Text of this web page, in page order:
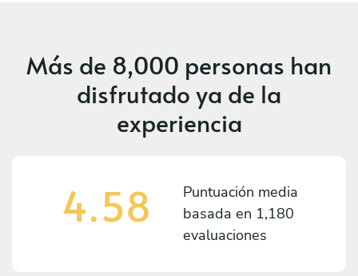
Más de 8,000 personas han
disfrutado ya de la
experiencia
4.58
Puntuación media
basada en 1,180
evaluaciones